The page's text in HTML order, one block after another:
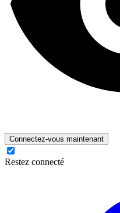
Connectez-vous maintenant
Restez connecté